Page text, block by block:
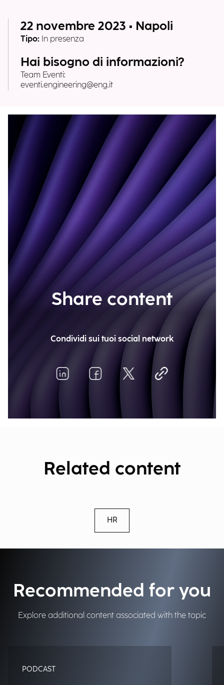
22 novembre 2023 • Napoli
Tipo: In presenza
Hai bisogno di informazioni?
Team Eventi:
eventi.engineering@eng.it
Share content
Condividi sui tuoi social network
Related content
HR
Recommended for you
Explore additional content associated with the topic
PODCAST